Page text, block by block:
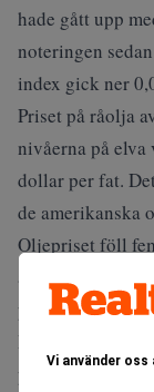
Vi använder oss
hade gått upp
noteringen
index gick ner
Priset på råolja
nivåerna på elva
dollar per fat.
de amerikanska
Oljepriset föll
amerikansk
per fat, den
Brent-olja sjönk
per fat.